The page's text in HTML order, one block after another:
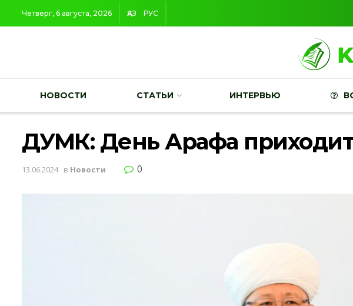
Четверг, 6 августа, 2026 ҚАЗ РУС
НОВОСТИ СТАТЬИ ИНТЕРВЬЮ
ДУМК: День Арафа
13.06.2024 в Новости 0